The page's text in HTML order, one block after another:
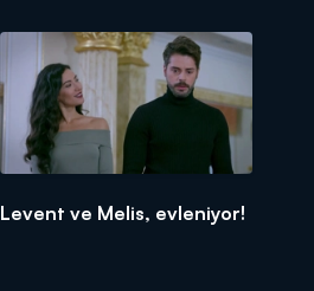
Levent ve Melis, evleniyor!